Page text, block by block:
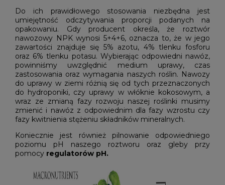
Do ich prawidłowego stosowania niezbędna jest
umiejętność odczytywania proporcji podanych na
opakowaniu. Gdy producent określa, że roztwór
nawozowy NPK wynosi 5+4+6, oznacza to, że w jego
zawartości znajduje się 5% azotu, 4% tlenku fosforu
oraz 6% tlenku potasu. Wybierając odpowiedni nawóz,
powinniśmy uwzględnić medium uprawy, czas
zastosowania oraz wymagania naszych roślin. Nawozy
do uprawy w ziemi różnią się od tych przeznaczonych
do hydroponiki, czy uprawy w włóknie kokosowym, a
wraz ze zmianą fazy rozwoju naszej roślinki musimy
zmienić i nawóz z odpowiednim dla fazy wzrostu czy
fazy kwitnienia stężeniu składników mineralnych.
Koniecznie jest również pilnowanie odpowiedniego
poziomu pH naszego roztworu oraz gleby przy
pomocy regulatorów pH.